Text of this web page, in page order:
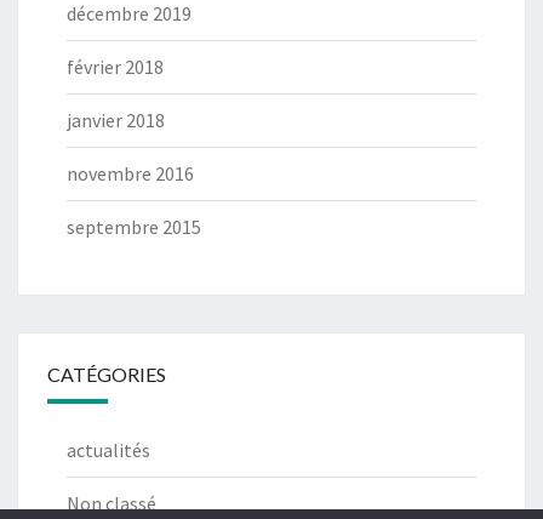
décembre 2019
février 2018
janvier 2018
novembre 2016
septembre 2015
CATÉGORIES
actualités
Non classé